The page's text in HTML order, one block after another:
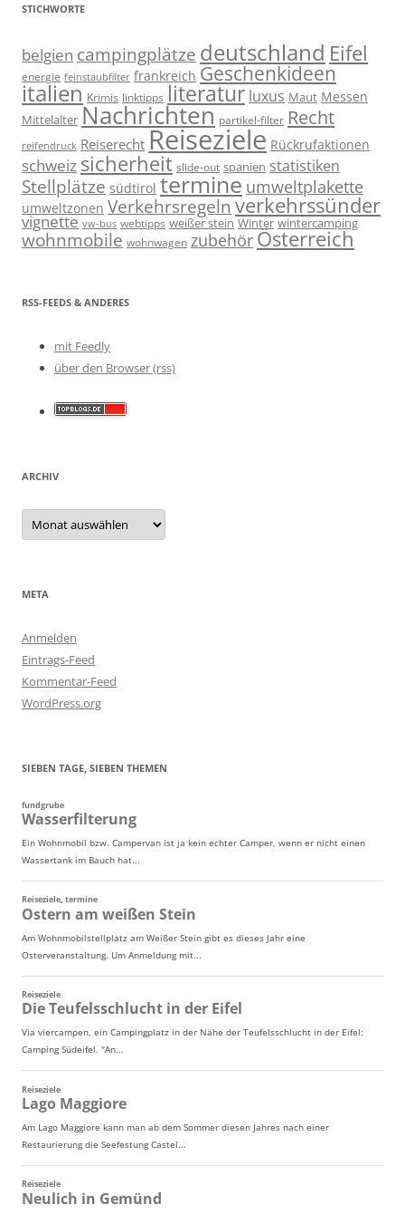
STICHWORTE
belgien campingplätze deutschland Eifel
energie feinstaubfilter frankreich Geschenkideen
italien Krimis linktipps literatur luxus Maut Messen
Mittelalter Nachrichten partikel-filter Recht
reifendruck Reiserecht Reiseziele Rückrufaktionen
schweiz sicherheit slide-out spanien statistiken
Stellplätze südtirol termine umweltplakette
umweltzonen Verkehrsregeln verkehrssünder
vignette vw-bus webtipps weißer stein Winter wintercamping
wohnmobile wohnwagen zubehör Österreich
RSS-FEEDS & ANDERES
mit Feedly
über den Browser (rss)
ARCHIV
Archiv
META
Anmelden
Eintrags-Feed
Kommentar-Feed
WordPress.org
SIEBEN TAGE, SIEBEN THEMEN